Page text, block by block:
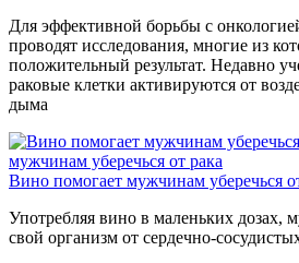
Для эффективной борьбы с
проводят исследования, многие из
положительный результат. Недавно
раковые клетки активируются от
дыма
мужчинам уберечься от рака
Вино помогает мужчинам уберечься
Употребляя вино в маленьких
свой организм от сердечно-